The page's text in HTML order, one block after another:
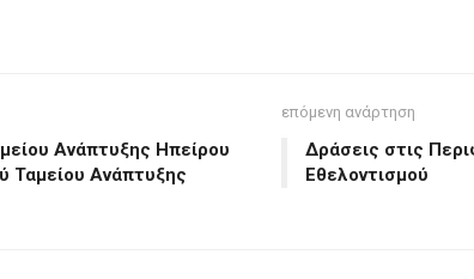
Ανάπτυξης Ηπείρου
Ταμείου Ανάπτυξης
επόμενη ανάρτηση
Δράσεις στις
Εθελοντισμού